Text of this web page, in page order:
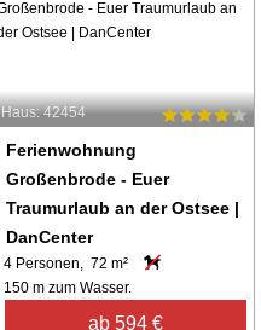
Haus: 42454
Ferienwohnung
Großenbrode - Euer
Traumurlaub an der Ostsee |
DanCenter
4 Personen, 72 m²
150 m zum Wasser.
ab 594 €